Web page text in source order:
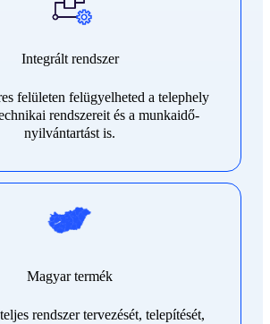
Integrált rendszer
felületen felügyelheted a telephely
rendszereit és a munkaidő-
nyilvántartást is.
Magyar termék
rendszer tervezését, telepítését,